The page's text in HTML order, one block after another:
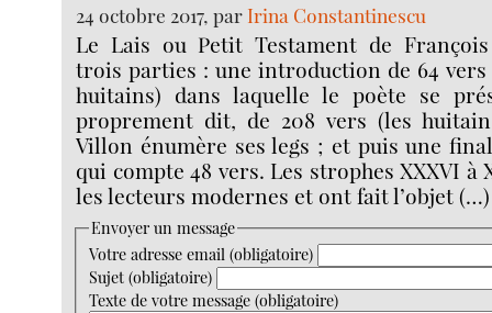
24 octobre 2017, parIrina Constantinescu
Le Lais ou Petit Testament de
trois parties : une introduction de 64
huitains) dans laquelle le poète se
proprement dit, de 208 vers (les
Villon énumère ses legs ; et puis une
qui compte 48 vers. Les strophes XXXVI
les lecteurs modernes et ont fait l’objet (…)
Envoyer un message
Votre adresse email (obligatoire)
Sujet (obligatoire)
Texte de votre message (obligatoire)